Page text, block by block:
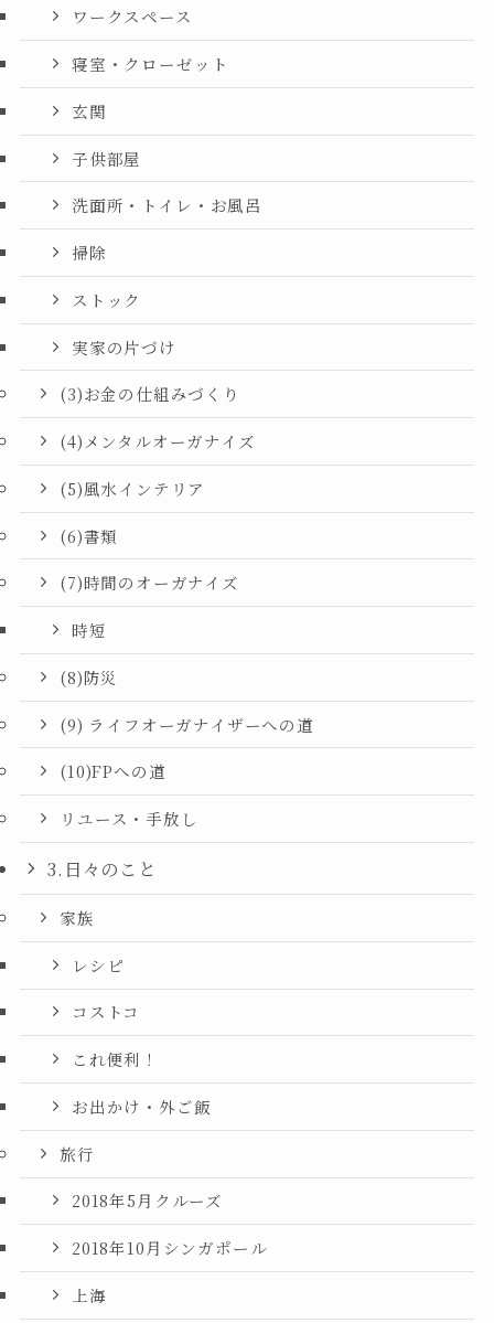
ワークスペース
寝室・クローゼット
玄関
子供部屋
洗面所・トイレ・お風呂
掃除
ストック
実家の片づけ
(3)お金の仕組みづくり
(4)メンタルオーガナイズ
(5)風水インテリア
(6)書類
(7)時間のオーガナイズ
時短
(8)防災
(9) ライフオーガナイザーへの道
(10)FPへの道
リユース・手放し
3.日々のこと
家族
レシピ
コストコ
これ便利！
お出かけ・外ご飯
旅行
2018年5月クルーズ
2018年10月シンガポール
上海